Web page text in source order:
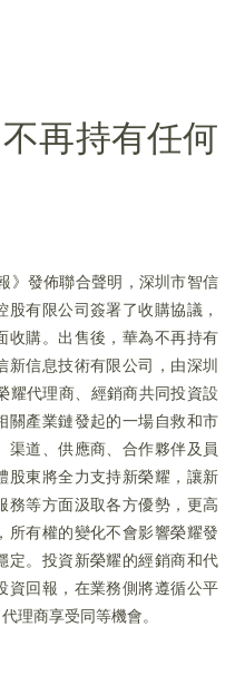
再持有任何
》發佈聯合聲明，深圳市智信
有限公司簽署了收購協議，
收購。出售後，華為不再持有
新信息技術有限公司，由深圳
耀代理商、經銷商共同投資設
關產業鏈發起的一場自救和市
渠道、供應商、合作夥伴及員
股東將全力支持新榮耀，讓新
務等方面汲取各方優勢，更高
所有權的變化不會影響榮耀發
定。投資新榮耀的經銷商和代
資回報，在業務側將遵循公平
理商享受同等機會。